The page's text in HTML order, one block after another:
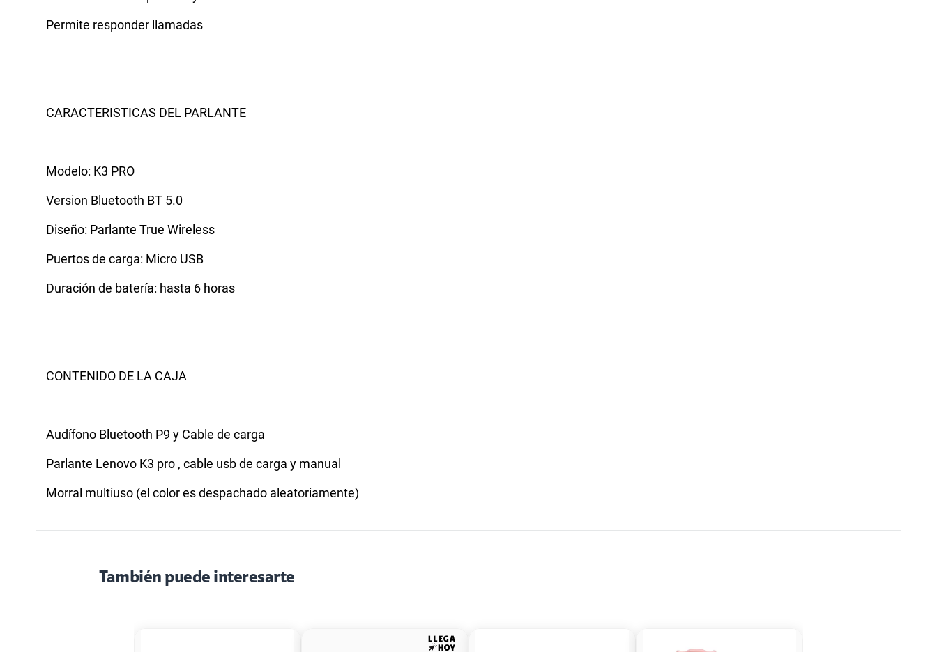
Permite responder llamadas
CARACTERISTICAS DEL PARLANTE
Modelo: K3 PRO
Version Bluetooth BT 5.0
Diseño: Parlante True Wireless
Puertos de carga: Micro USB
Duración de batería: hasta 6 horas
CONTENIDO DE LA CAJA
Audífono Bluetooth P9 y Cable de carga
Parlante Lenovo K3 pro , cable usb de carga y manual
Morral multiuso (el color es despachado aleatoriamente)
También puede interesarte